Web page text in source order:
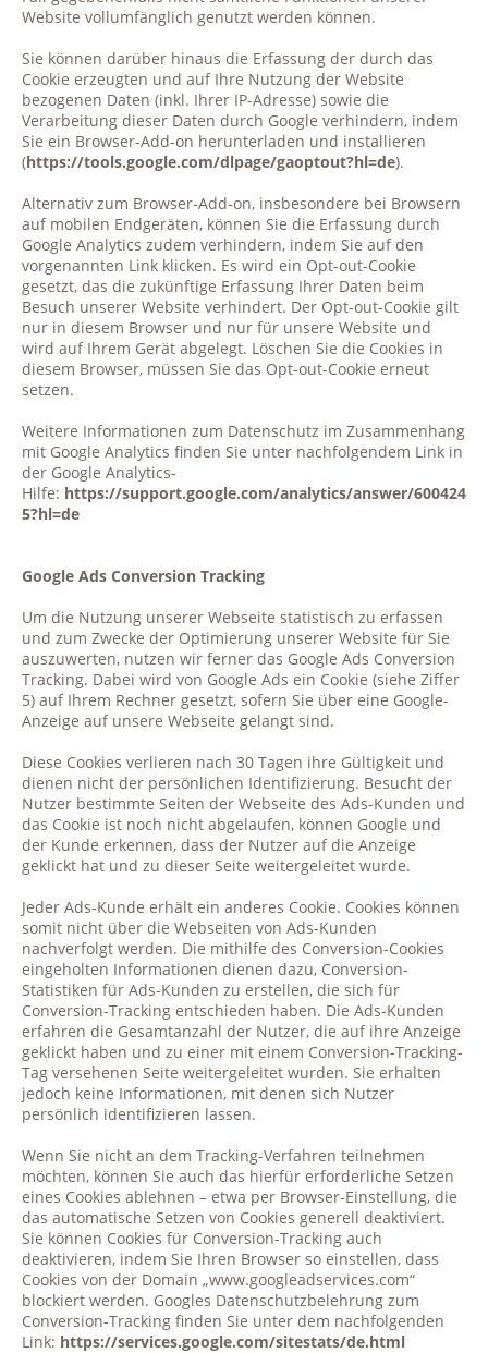
Website vollumfänglich genutzt werden können.
Sie können darüber hinaus die Erfassung der durch das
Cookie erzeugten und auf Ihre Nutzung der Website
bezogenen Daten (inkl. Ihrer IP-Adresse) sowie die
Verarbeitung dieser Daten durch Google verhindern, indem
Sie ein Browser-Add-on herunterladen und installieren
(https://tools.google.com/dlpage/gaoptout?hl=de).
Alternativ zum Browser-Add-on, insbesondere bei Browsern
auf mobilen Endgeräten, können Sie die Erfassung durch
Google Analytics zudem verhindern, indem Sie auf den
vorgenannten Link klicken. Es wird ein Opt-out-Cookie
gesetzt, das die zukünftige Erfassung Ihrer Daten beim
Besuch unserer Website verhindert. Der Opt-out-Cookie gilt
nur in diesem Browser und nur für unsere Website und
wird auf Ihrem Gerät abgelegt. Löschen Sie die Cookies in
diesem Browser, müssen Sie das Opt-out-Cookie erneut
setzen.
Weitere Informationen zum Datenschutz im Zusammenhang
mit Google Analytics finden Sie unter nachfolgendem Link in
der Google Analytics-
Hilfe: https://support.google.com/analytics/answer/600424
5?hl=de
Google Ads Conversion Tracking
Um die Nutzung unserer Webseite statistisch zu erfassen
und zum Zwecke der Optimierung unserer Website für Sie
auszuwerten, nutzen wir ferner das Google Ads Conversion
Tracking. Dabei wird von Google Ads ein Cookie (siehe Ziffer
5) auf Ihrem Rechner gesetzt, sofern Sie über eine Google-
Anzeige auf unsere Webseite gelangt sind.
Diese Cookies verlieren nach 30 Tagen ihre Gültigkeit und
dienen nicht der persönlichen Identifizierung. Besucht der
Nutzer bestimmte Seiten der Webseite des Ads-Kunden und
das Cookie ist noch nicht abgelaufen, können Google und
der Kunde erkennen, dass der Nutzer auf die Anzeige
geklickt hat und zu dieser Seite weitergeleitet wurde.
Jeder Ads-Kunde erhält ein anderes Cookie. Cookies können
somit nicht über die Webseiten von Ads-Kunden
nachverfolgt werden. Die mithilfe des Conversion-Cookies
eingeholten Informationen dienen dazu, Conversion-
Statistiken für Ads-Kunden zu erstellen, die sich für
Conversion-Tracking entschieden haben. Die Ads-Kunden
erfahren die Gesamtanzahl der Nutzer, die auf ihre Anzeige
geklickt haben und zu einer mit einem Conversion-Tracking-
Tag versehenen Seite weitergeleitet wurden. Sie erhalten
jedoch keine Informationen, mit denen sich Nutzer
persönlich identifizieren lassen.
Wenn Sie nicht an dem Tracking-Verfahren teilnehmen
möchten, können Sie auch das hierfür erforderliche Setzen
eines Cookies ablehnen – etwa per Browser-Einstellung, die
das automatische Setzen von Cookies generell deaktiviert.
Sie können Cookies für Conversion-Tracking auch
deaktivieren, indem Sie Ihren Browser so einstellen, dass
Cookies von der Domain „www.googleadservices.com“
blockiert werden. Googles Datenschutzbelehrung zum
Conversion-Tracking finden Sie unter dem nachfolgenden
Link: https://services.google.com/sitestats/de.html